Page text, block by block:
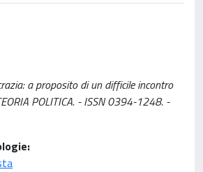
a proposito di un difficile incontro
POLITICA. - ISSN 0394-1248. -